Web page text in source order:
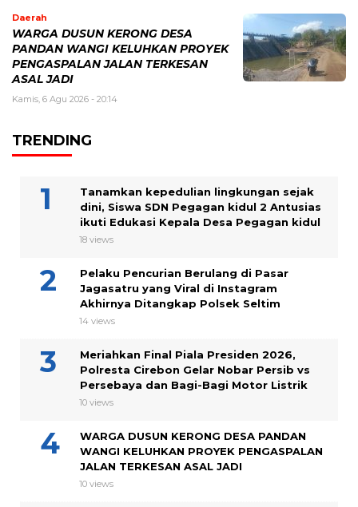
Daerah
WARGA DUSUN KERONG DESA
PANDAN WANGI KELUHKAN PROYEK
PENGASPALAN JALAN TERKESAN
ASAL JADI
Kamis, 6 Agu 2026 - 20:14
TRENDING
Tanamkan kepedulian lingkungan sejak
dini, Siswa SDN Pegagan kidul 2 Antusias
ikuti Edukasi Kepala Desa Pegagan kidul
18 views
Pelaku Pencurian Berulang di Pasar
Jagasatru yang Viral di Instagram
Akhirnya Ditangkap Polsek Seltim
14 views
Meriahkan Final Piala Presiden 2026,
Polresta Cirebon Gelar Nobar Persib vs
Persebaya dan Bagi-Bagi Motor Listrik
10 views
WARGA DUSUN KERONG DESA PANDAN
WANGI KELUHKAN PROYEK PENGASPALAN
JALAN TERKESAN ASAL JADI
10 views